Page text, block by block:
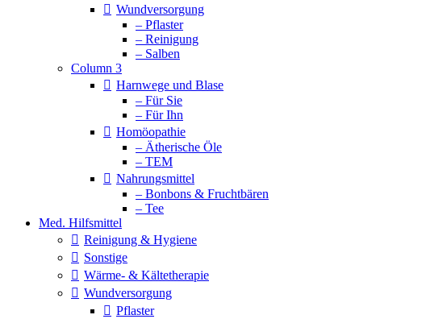
Wundversorgung
– Pflaster
– Reinigung
– Salben
Column 3
Harnwege und Blase
– Für Sie
– Für Ihn
Homöopathie
– Ätherische Öle
– TEM
Nahrungsmittel
– Bonbons & Fruchtbären
– Tee
Med. Hilfsmittel
Reinigung & Hygiene
Sonstige
Wärme- & Kältetherapie
Wundversorgung
Pflaster